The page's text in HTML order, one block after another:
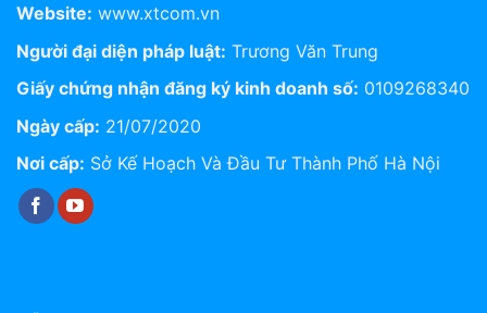
Website: www.xtcom.vn
Người đại diện pháp luật: Trương Văn Trung
Giấy chứng nhận đăng ký kinh doanh số: 0109268340
Ngày cấp: 21/07/2020
Nơi cấp: Sở Kế Hoạch Và Đầu Tư Thành Phố Hà Nội